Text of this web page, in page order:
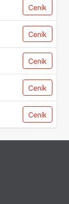
Ceník
Ceník
Ceník
Ceník
Ceník